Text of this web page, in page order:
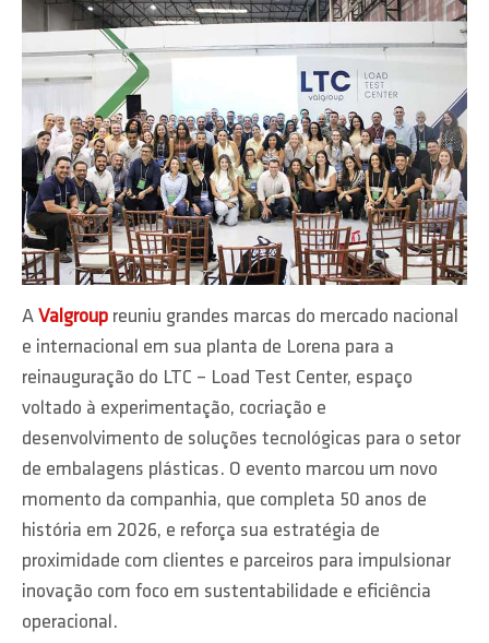
A Valgroup reuniu grandes marcas do mercado nacional
e internacional em sua planta de Lorena para a
reinauguração do LTC – Load Test Center, espaço
voltado à experimentação, cocriação e
desenvolvimento de soluções tecnológicas para o setor
de embalagens plásticas. O evento marcou um novo
momento da companhia, que completa 50 anos de
história em 2026, e reforça sua estratégia de
proximidade com clientes e parceiros para impulsionar
inovação com foco em sustentabilidade e eficiência
operacional.